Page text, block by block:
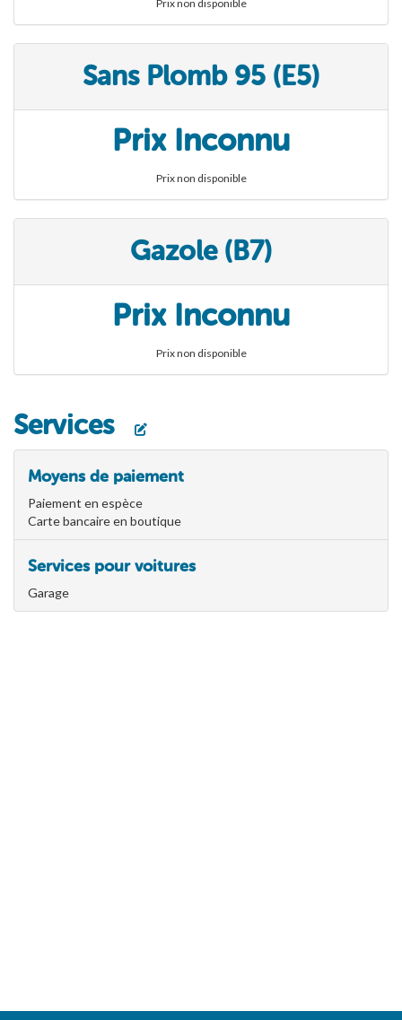
Prix non disponible
Sans Plomb 95 (E5)
Prix Inconnu
Prix non disponible
Gazole (B7)
Prix Inconnu
Prix non disponible
Services
Moyens de paiement
Paiement en espèce
Carte bancaire en boutique
Services pour voitures
Garage